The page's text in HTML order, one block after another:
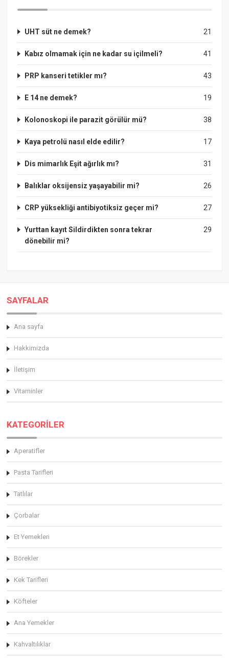
21
UHT süt ne demek?
41
Kabız olmamak için ne kadar su içilmeli?
43
PRP kanseri tetikler mı?
19
E 14 ne demek?
38
Kolonoskopi ile parazit görülür mü?
17
Kaya petrolü nasıl elde edilir?
31
Dis mimarlık Eşit ağırlık mı?
26
Balıklar oksijensiz yaşayabilir mi?
27
CRP yüksekliği antibiyotiksiz geçer mi?
29
Yurttan kayıt Sildirdikten sonra tekrar
dönebilir mi?
SAYFALAR
Ana sayfa
Hakkimizda
İletişim
Vitaminler
KATEGORİLER
Aperatifler
Pasta Tarifleri
Tatlılar
Çorbalar
Et Yemekleri
Börekler
Kek Tarifleri
Köfteler
Ana Yemekler
Kahvaltılıklar